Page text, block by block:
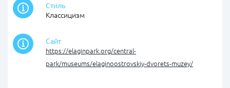
Стиль
Классицизм
Сайт
https://elaginpark.org/central-
park/museums/elaginoostrovskiy-dvorets-muzey/